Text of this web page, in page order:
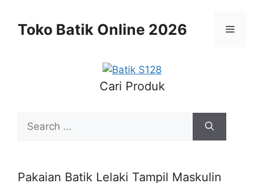
contentToko Batik Online 2026 Menu
Cari Produk
for:
Pakaian Batik Lelaki Tampil Maskulin